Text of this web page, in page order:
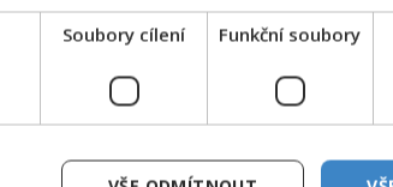
Soubory cílení Funkční soubory